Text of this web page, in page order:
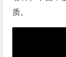
质。